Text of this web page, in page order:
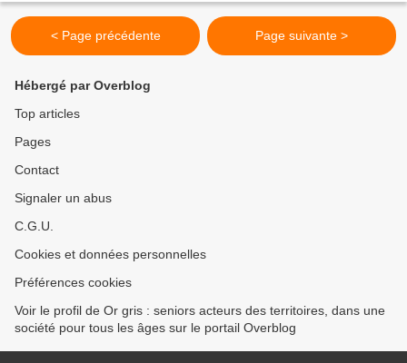
< Page précédente Page suivante >
Hébergé par Overblog
Top articles
Pages
Contact
Signaler un abus
C.G.U.
Cookies et données personnelles
Préférences cookies
Voir le profil de Or gris : seniors acteurs des territoires, dans une
société pour tous les âges sur le portail Overblog